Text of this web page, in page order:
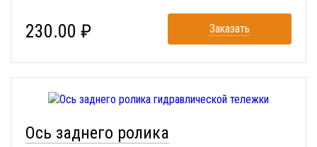
230.00 ₽ Заказать
Ось заднего ролика